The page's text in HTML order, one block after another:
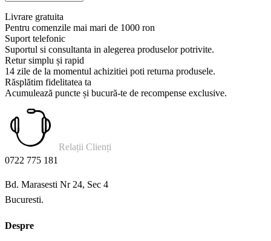
Livrare gratuita
Pentru comenzile mai mari de 1000 ron
Suport telefonic
Suportul si consultanta in alegerea produselor potrivite.
Retur simplu și rapid
14 zile de la momentul achizitiei poti returna produsele.
Răsplătim fidelitatea ta
Acumulează puncte și bucură-te de recompense exclusive.
Relații Clienți
0722 775 181
Bd. Marasesti Nr 24, Sec 4
Bucuresti.
Despre